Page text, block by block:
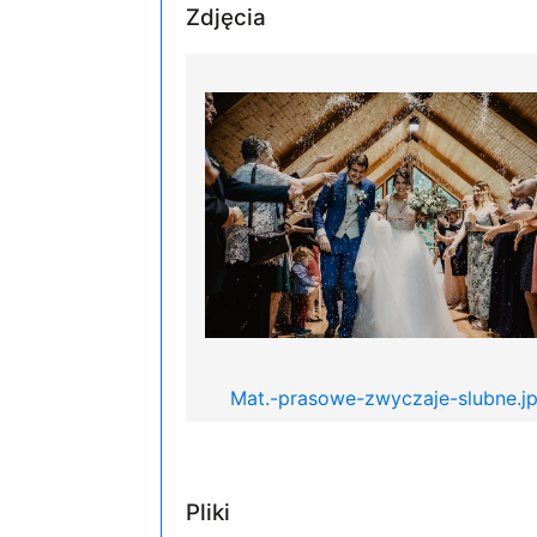
Zdjęcia
Mat.-prasowe-zwyczaje-
Pliki